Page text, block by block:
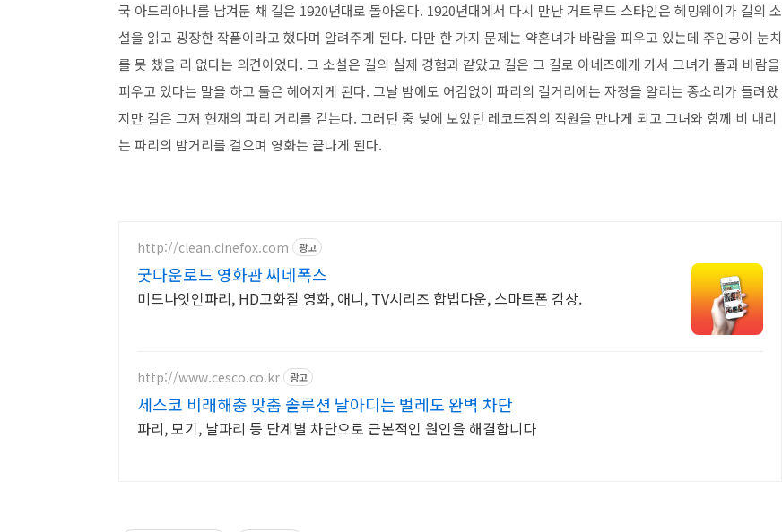
국 아드리아나를 남겨둔 채 길은 1920년대로 돌아온다. 1920년대에서 다시 만난 거트루드 스타인은 헤밍웨이가 길의 소
설을 읽고 굉장한 작품이라고 했다며 알려주게 된다. 다만 한 가지 문제는 약혼녀가 바람을 피우고 있는데 주인공이 눈치
를 못 챘을 리 없다는 의견이었다. 그 소설은 길의 실제 경험과 같았고 길은 그 길로 이네즈에게 가서 그녀가 폴과 바람을
피우고 있다는 말을 하고 둘은 헤어지게 된다. 그날 밤에도 어김없이 파리의 길거리에는 자정을 알리는 종소리가 들려왔
지만 길은 그저 현재의 파리 거리를 걷는다. 그러던 중 낮에 보았던 레코드점의 직원을 만나게 되고 그녀와 함께 비 내리
는 파리의 밤거리를 걸으며 영화는 끝나게 된다.
http://clean.cinefox.com 광고
굿다운로드 영화관 씨네폭스
미드나잇인파리, HD고화질 영화, 애니, TV시리즈 합법다운, 스마트폰 감상.
http://www.cesco.co.kr 광고
세스코 비래해충 맞춤 솔루션 날아디는 벌레도 완벽 차단
파리, 모기, 날파리 등 단계별 차단으로 근본적인 원인을 해결합니다